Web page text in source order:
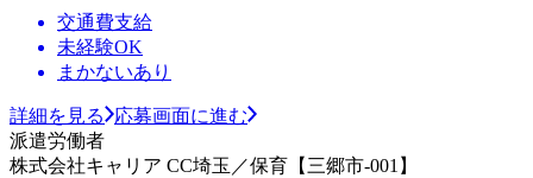
交通費支給
未経験OK
まかないあり
詳細を見る
応募画面に進む
派遣労働者
株式会社キャリア CC埼玉／保育【三郷市-001】